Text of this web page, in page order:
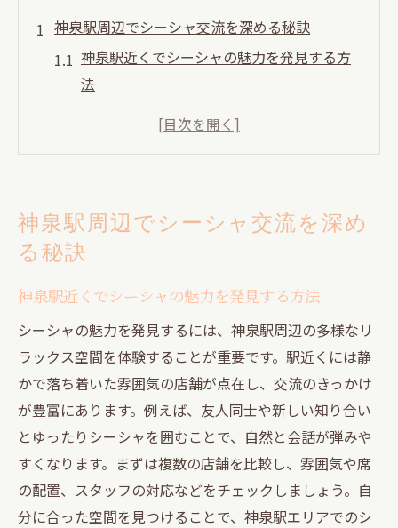
神泉駅周辺でシーシャ交流を深める秘訣
神泉駅近くでシーシャの魅力を発見する方
法
落ち着いた空間でシーシャ交流を満喫する
神泉駅周辺で安心してシーシャを楽しむ秘
訣
交流を深めるシーシャの楽しみ方とポイン
新しい出会いが生まれるシーシャスポット
活用術
渋谷でリラックスとシーシャの新体験
渋谷でシーシャを通じて心からリラックス
する方法
シーシャ初心者が渋谷で体験したい交流の
場
神泉駅周辺でシーシャ交流を深め
る秘訣
神泉駅近くでシーシャの魅力を発見する方法
シーシャの魅力を発見するには、神泉駅周辺の多様なリ
ラックス空間を体験することが重要です。駅近くには静
かで落ち着いた雰囲気の店舗が点在し、交流のきっかけ
が豊富にあります。例えば、友人同士や新しい知り合い
とゆったりシーシャを囲むことで、自然と会話が弾みや
すくなります。まずは複数の店舗を比較し、雰囲気や席
の配置、スタッフの対応などをチェックしましょう。自
分に合った空間を見つけることで、神泉駅エリアでのシ